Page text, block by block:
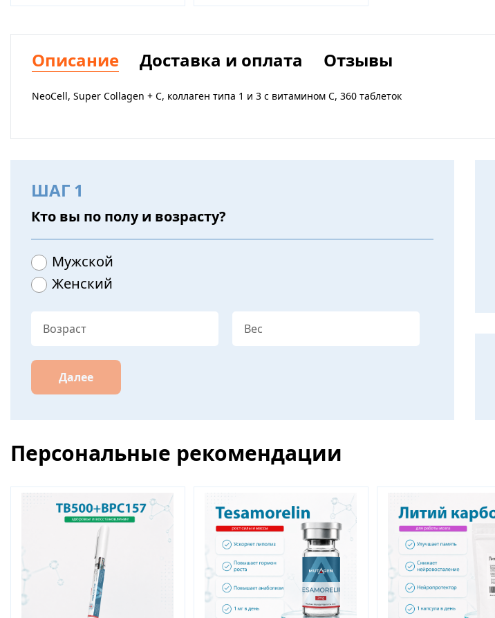
Описание Доставка и оплата Отзывы
NeoCell, Super Collagen + C, коллаген типа 1 и 3 с витамином C, 360 таблеток
ШАГ 1
Кто вы по полу и возрасту?
Мужской
Женский
Далее
Персональные рекомендации